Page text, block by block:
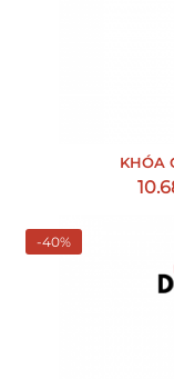
KHÓA
-40%